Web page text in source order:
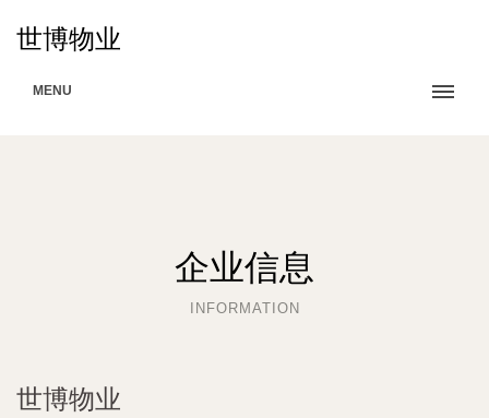
世博物业
MENU
企业信息
INFORMATION
世博物业